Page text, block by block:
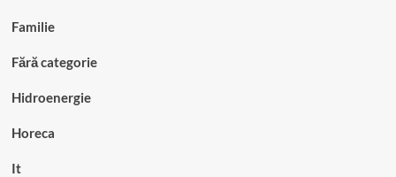
Familie
Fără categorie
Hidroenergie
Horeca
It